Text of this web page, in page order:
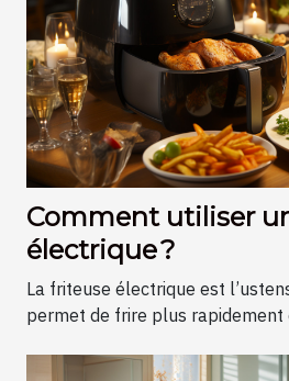
Comment utiliser
électrique ?
La friteuse électrique est
permet de frire plus rapidement